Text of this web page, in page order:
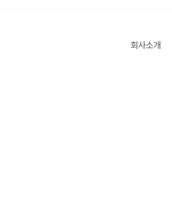
회사소개